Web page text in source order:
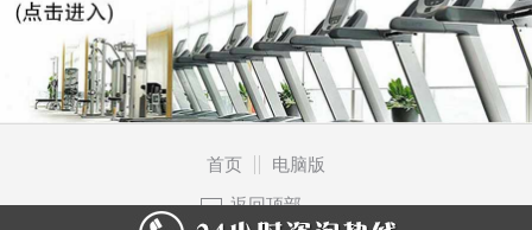
首页 电脑版
返回顶部